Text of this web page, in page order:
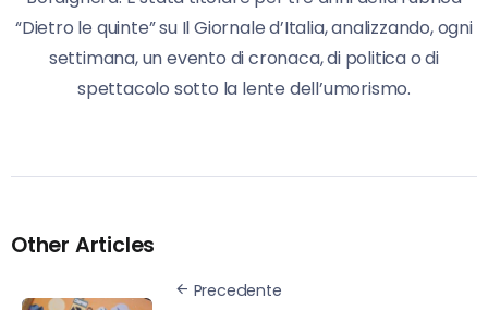
“Dietro le quinte” su Il Giornale d’Italia, analizzando, ogni
settimana, un evento di cronaca, di politica o di
spettacolo sotto la lente dell’umorismo.
Other Articles
Precedente